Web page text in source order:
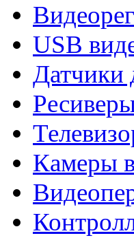
USB
Датчики
Камеры